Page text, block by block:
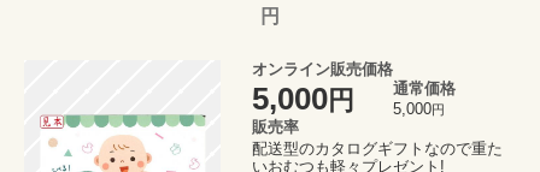
円
オンライン販売価格
5,000円
通常価格
5,000円
販売率
配送型のカタログギフトなので重た
いおむつも軽々プレゼント!